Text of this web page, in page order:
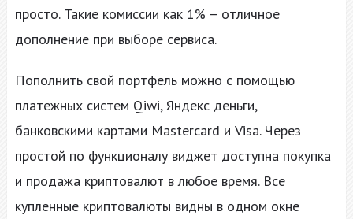
просто. Такие комиссии как 1% – отличное
дополнение при выборе сервиса.
Пополнить свой портфель можно с помощью
платежных систем Qiwi, Яндекс деньги,
банковскими картами Mastercard и Visa. Через
простой по функционалу виджет доступна покупка
и продажа криптовалют в любое время. Все
купленные криптовалюты видны в одном окне